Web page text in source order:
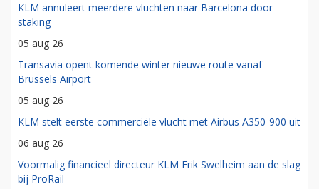
KLM annuleert meerdere vluchten naar Barcelona door
staking
05 aug 26
Transavia opent komende winter nieuwe route vanaf
Brussels Airport
05 aug 26
KLM stelt eerste commerciële vlucht met Airbus A350-900 uit
06 aug 26
Voormalig financieel directeur KLM Erik Swelheim aan de slag
bij ProRail